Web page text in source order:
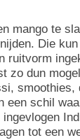
mango te
Die
ruitvorm
zo dun
een schil
tot een